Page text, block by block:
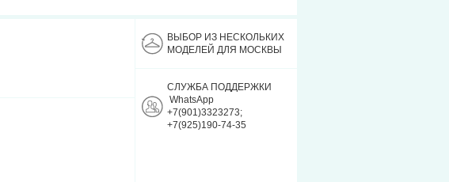
ВЫБОР ИЗ НЕСКОЛЬКИХ
МОДЕЛЕЙ ДЛЯ МОСКВЫ
СЛУЖБА ПОДДЕРЖКИ
WhatsApp
+7(901)3323273;
+7(925)190-74-35